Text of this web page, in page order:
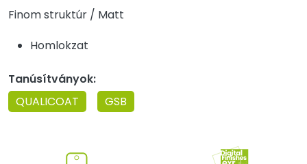
Finom struktúr / Matt
Homlokzat
Tanúsítványok:
QUALICOAT
GSB